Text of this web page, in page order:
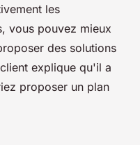
les
vous pouvez mieux
des solutions
explique qu'il a
proposer un plan